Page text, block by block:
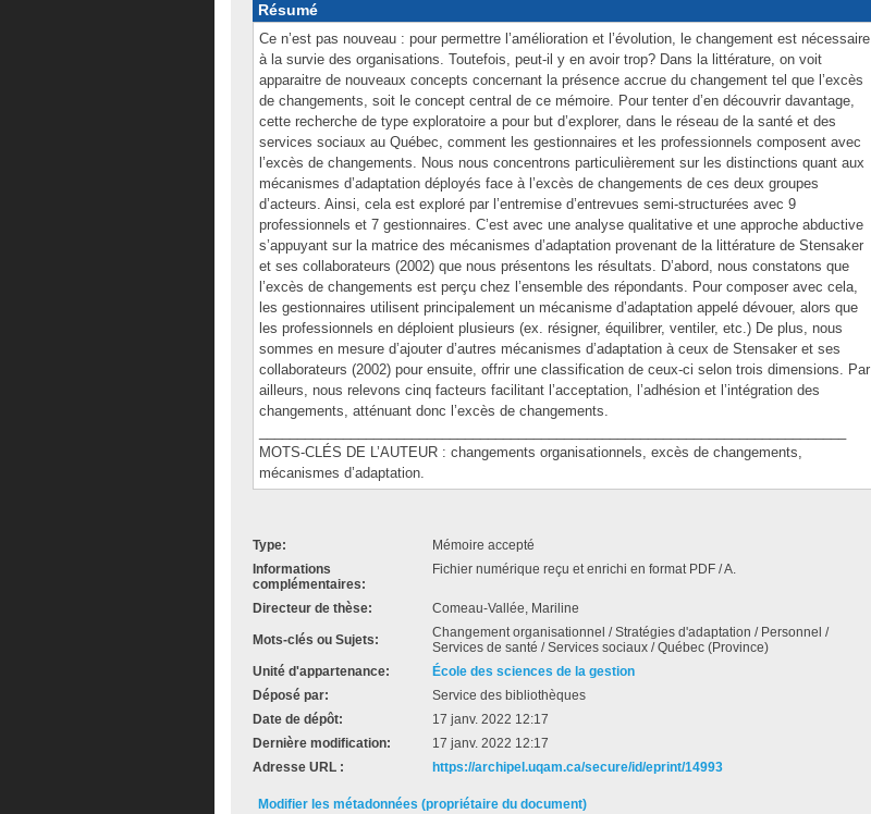
Résumé
Ce n’est pas nouveau : pour permettre l’amélioration et l’évolution, le changement est nécessaire
à la survie des organisations. Toutefois, peut-il y en avoir trop? Dans la littérature, on voit
apparaitre de nouveaux concepts concernant la présence accrue du changement tel que l’excès
de changements, soit le concept central de ce mémoire. Pour tenter d’en découvrir davantage,
cette recherche de type exploratoire a pour but d’explorer, dans le réseau de la santé et des
services sociaux au Québec, comment les gestionnaires et les professionnels composent avec
l’excès de changements. Nous nous concentrons particulièrement sur les distinctions quant aux
mécanismes d’adaptation déployés face à l’excès de changements de ces deux groupes
d’acteurs. Ainsi, cela est exploré par l’entremise d’entrevues semi-structurées avec 9
professionnels et 7 gestionnaires. C’est avec une analyse qualitative et une approche abductive
s’appuyant sur la matrice des mécanismes d’adaptation provenant de la littérature de Stensaker
et ses collaborateurs (2002) que nous présentons les résultats. D’abord, nous constatons que
l’excès de changements est perçu chez l’ensemble des répondants. Pour composer avec cela,
les gestionnaires utilisent principalement un mécanisme d’adaptation appelé dévouer, alors que
les professionnels en déploient plusieurs (ex. résigner, équilibrer, ventiler, etc.) De plus, nous
sommes en mesure d’ajouter d’autres mécanismes d’adaptation à ceux de Stensaker et ses
collaborateurs (2002) pour ensuite, offrir une classification de ceux-ci selon trois dimensions. Par
ailleurs, nous relevons cinq facteurs facilitant l’acceptation, l’adhésion et l’intégration des
changements, atténuant donc l’excès de changements.
MOTS-CLÉS DE L’AUTEUR : changements organisationnels, excès de changements,
mécanismes d’adaptation.
Type:
Mémoire accepté
Informations
complémentaires:
Fichier numérique reçu et enrichi en format PDF / A.
Directeur de thèse: Comeau-Vallée, Mariline
Mots-clés ou Sujets:
Changement organisationnel / Stratégies d'adaptation / Personnel /
Services de santé / Services sociaux / Québec (Province)
Unité d'appartenance:
École des sciences de la gestion
Déposé par:
Service des bibliothèques
Date de dépôt:
17 janv. 2022 12:17
Dernière modification:
17 janv. 2022 12:17
Adresse URL :
https://archipel.uqam.ca/secure/id/eprint/14993
Modifier les métadonnées (propriétaire du document)